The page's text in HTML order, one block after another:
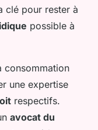
clé pour rester à
possible à
consommation
une expertise
respectifs.
avocat du